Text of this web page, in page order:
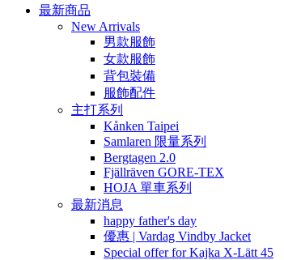
最新商品
New Arrivals
男款服飾
女款服飾
背包裝備
服飾配件
主打系列
Kånken Taipei
Samlaren 限量系列
Bergtagen 2.0
Fjällräven GORE-TEX
HOJA 單車系列
最新消息
happy father's day
優惠 | Vardag Vindby Jacket
Special offer for Kajka X-Lätt 45